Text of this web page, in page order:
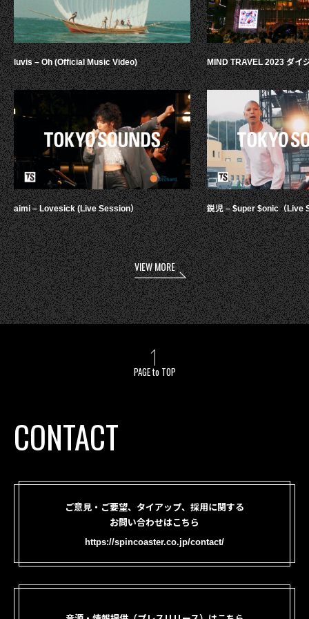
luvis – Oh (Official Music Video)
aimi – Lovesick (Live Session）
MIND TRAVEL 2023 ダイ
鋭児 – $uper $onic（Live
VIEW MORE
PAGE to TOP
CONTACT
ご意見・ご要望、タイアップ、採用に関する
お問い合わせはこちら
https://spincoaster.co.jp/contact/